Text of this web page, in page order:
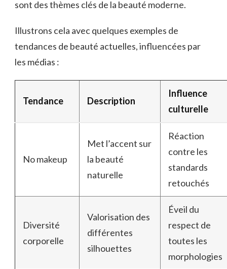
sont des thèmes clés de la beauté moderne.
Illustrons cela avec quelques exemples de
tendances de beauté actuelles, influencées par
les médias :
Tendance Description
Influence
culturelle
No makeup
Met l’accent sur
la beauté
naturelle
Réaction
contre les
standards
retouchés
Diversité
corporelle
Valorisation des
différentes
silhouettes
Éveil du
respect de
toutes les
morphologies